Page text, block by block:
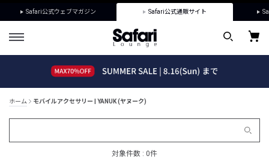
Safari公式ウェブマガジン Safari公式通販サイト
ホーム モバイルアクセサリー | YANUK (ヤヌーク)
対象件数 : 0件